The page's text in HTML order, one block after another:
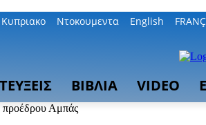
Κυπριακο Ντοκουμεντα English
ΒΙΒΛΙΑ VIDEO
προέδρου Αμπάς